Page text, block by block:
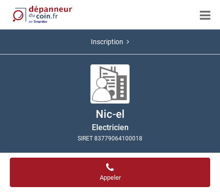
Inscription
Nic-el
Electricien
SIRET 83779064100018
Appeler